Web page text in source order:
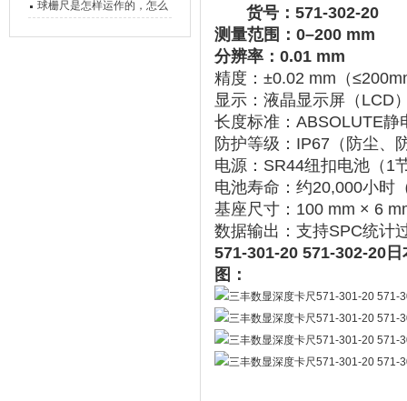
的，功能有什么优势？
球栅尺是怎样运作的，怎么
货号：571-302-20
测量范围 ‌：0–200 mm
分辨率 ‌：0.01 mm
精度 ：±0.02 mm（
显示 ：液晶显示屏（LCD
长度标准 ：ABSOLUTE
防护等级 ：IP67（防尘、
电源 ：SR44纽扣电池（1
电池寿命 ：约20,000小时
基座尺寸 ：100 mm × 6
数据输出 ：支持SPC统计
571-301-20 571-302-20
图：